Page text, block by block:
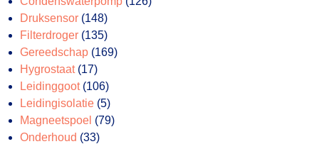
Druksensor 148148
producten
Filterdroger 135135
producten
Gereedschap 169169
Hygrostaat 1717
producten
Leidinggoot 106106
producten
Leidingisolatie 55
producten
Magneetspoel 7979
Onderhoud 3333